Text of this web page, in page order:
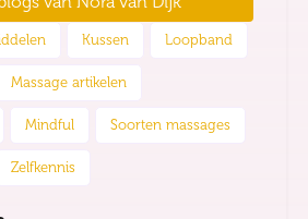
Kussen Loopband
Massage artikelen
Mindful Soorten massages
Zelfkennis